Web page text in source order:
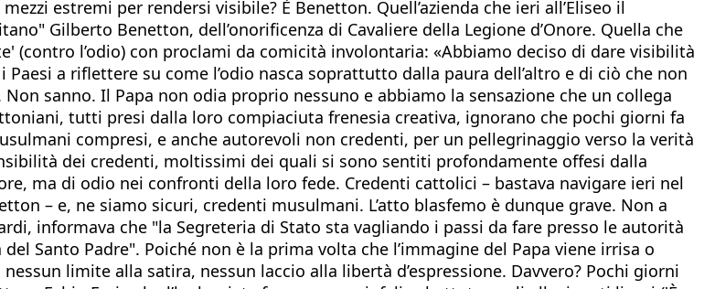
estremi per rendersi visibile? È Benetton. Quell’azienda che ieri all’Eliseo il
Gilberto Benetton, dell’onorificenza di Cavaliere della Legione d’Onore. Quella che
(contro l’odio) con proclami da comicità involontaria: «Abbiamo deciso di dare visibilità
a riflettere su come l’odio nasca soprattutto dalla paura dell’altro e di ciò che non
sanno. Il Papa non odia proprio nessuno e abbiamo la sensazione che un collega
tutti presi dalla loro compiaciuta frenesia creativa, ignorano che pochi giorni fa
compresi, e anche autorevoli non credenti, per un pellegrinaggio verso la verità
dei credenti, moltissimi dei quali si sono sentiti profondamente offesi dalla
ma di odio nei confronti della loro fede. Credenti cattolici – bastava navigare ieri nel
– e, ne siamo sicuri, credenti musulmani. L’atto blasfemo è dunque grave. Non a
informava che "la Segreteria di Stato sta vagliando i passi da fare presso le autorità
Santo Padre". Poiché non è la prima volta che l’immagine del Papa viene irrisa o
limite alla satira, nessun laccio alla libertà d’espressione. Davvero? Pochi giorni